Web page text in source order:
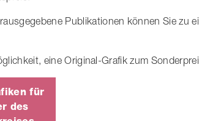
Publikationen können Sie zu
eine Original-Grafik zum
für
des